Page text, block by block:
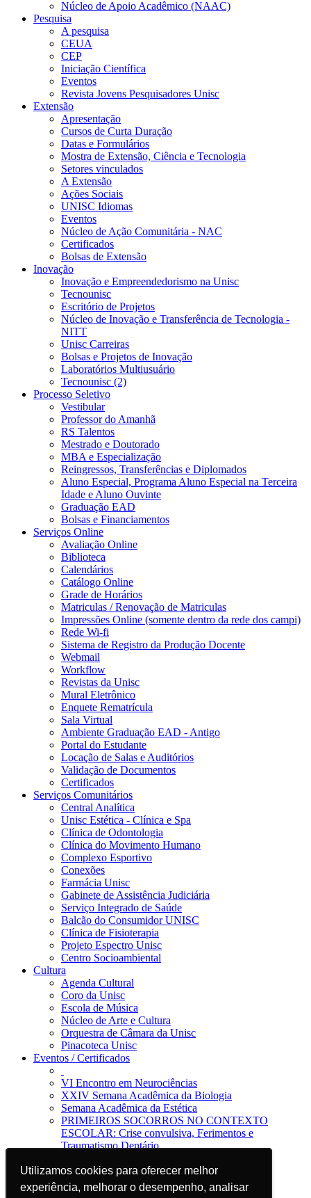
Utilizamos cookies para oferecer melhor
experiência, melhorar o desempenho, analisar
Utilizamos cookies para oferecer melhor
experiência, melhorar o desempenho, analisar
Núcleo de Apoio Acadêmico (NAAC)
Pesquisa
A pesquisa
CEUA
CEP
Iniciação Científica
Eventos
Revista Jovens Pesquisadores Unisc
Extensão
Apresentação
Cursos de Curta Duração
Datas e Formulários
Mostra de Extensão, Ciência e Tecnologia
Setores vinculados
A Extensão
Ações Sociais
UNISC Idiomas
Eventos
Núcleo de Ação Comunitária - NAC
Certificados
Bolsas de Extensão
Inovação
Inovação e Empreendedorismo na Unisc
Tecnounisc
Escritório de Projetos
Núcleo de Inovação e Transferência de Tecnologia -
NITT
Unisc Carreiras
Bolsas e Projetos de Inovação
Laboratórios Multiusuário
Tecnounisc (2)
Processo Seletivo
Vestibular
Professor do Amanhã
RS Talentos
Mestrado e Doutorado
MBA e Especialização
Reingressos, Transferências e Diplomados
Aluno Especial, Programa Aluno Especial na Terceira
Idade e Aluno Ouvinte
Graduação EAD
Bolsas e Financiamentos
Serviços Online
Avaliação Online
Biblioteca
Calendários
Catálogo Online
Grade de Horários
Matriculas / Renovação de Matriculas
Impressões Online (somente dentro da rede dos campi)
Rede Wi-fi
Sistema de Registro da Produção Docente
Webmail
Workflow
Revistas da Unisc
Mural Eletrônico
Enquete Rematrícula
Sala Virtual
Ambiente Graduação EAD - Antigo
Portal do Estudante
Locação de Salas e Auditórios
Validação de Documentos
Certificados
Serviços Comunitários
Central Analítica
Unisc Estética - Clínica e Spa
Clínica de Odontologia
Clínica do Movimento Humano
Complexo Esportivo
Conexões
Farmácia Unisc
Gabinete de Assistência Judiciária
Serviço Integrado de Saúde
Balcão do Consumidor UNISC
Clínica de Fisioterapia
Projeto Espectro Unisc
Centro Socioambiental
Cultura
Agenda Cultural
Coro da Unisc
Escola de Música
Núcleo de Arte e Cultura
Orquestra de Câmara da Unisc
Pinacoteca Unisc
Eventos / Certificados
VI Encontro em Neurociências
XXIV Semana Acadêmica da Biologia
Semana Acadêmica da Estética
PRIMEIROS SOCORROS NO CONTEXTO
ESCOLAR: Crise convulsiva, Ferimentos e
Traumatismo Dentário
Jornal da Unisc
Notícias
Imprensa